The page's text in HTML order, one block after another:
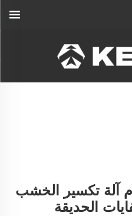
آلة تكسير الخشب
الحديقة